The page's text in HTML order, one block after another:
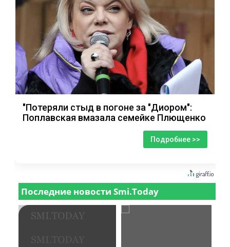
"Потеряли стыд в погоне за "Диором":
Поплавская вмазала семейке Плющенко
Подробнее >>